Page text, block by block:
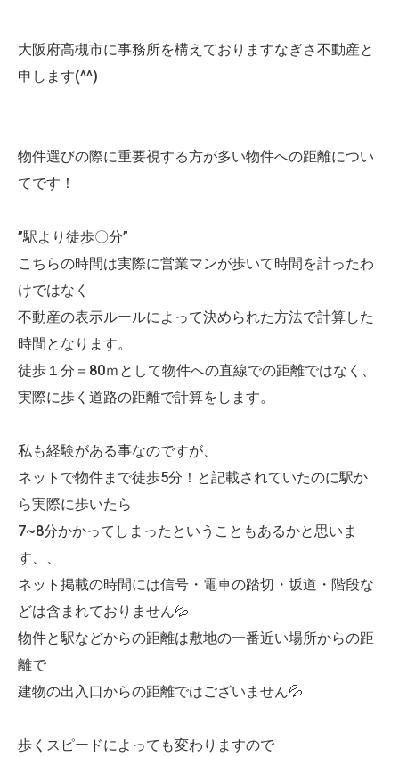
大阪府高槻市に事務所を構えておりますなぎさ不動産と
申します(^^)
物件選びの際に重要視する方が多い物件への距離につい
てです！
”駅より徒歩〇分”
こちらの時間は実際に営業マンが歩いて時間を計ったわ
けではなく
不動産の表示ルールによって決められた方法で計算した
時間となります。
徒歩１分＝80ｍとして物件への直線での距離ではなく、
実際に歩く道路の距離で計算をします。
私も経験がある事なのですが、
ネットで物件まで徒歩5分！と記載されていたのに駅か
ら実際に歩いたら
7~8分かかってしまったということもあるかと思いま
す、、
ネット掲載の時間には信号・電車の踏切・坂道・階段な
どは含まれておりません💦
物件と駅などからの距離は敷地の一番近い場所からの距
離で
建物の出入口からの距離ではございません💦
歩くスピードによっても変わりますので